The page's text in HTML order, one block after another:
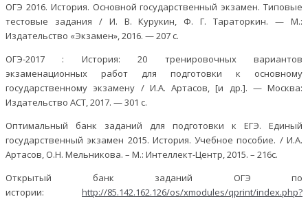
ОГЭ 2016. История. Основной государственный экзамен. Типовые
тестовые задания / И. В. Курукин, Ф. Г. Тараторкин. — М.:
Издательство «Экзамен», 2016. — 207 с.
ОГЭ-2017 : История: 20 тренировочных вариантов
экзаменационных работ для подготовки к основному
государственному экзамену / И.А. Артасов, [и др.]. — Москва:
Издательство ACT, 2017. — 301 с.
Оптимальный банк заданий для подготовки к ЕГЭ. Единый
государственный экзамен 2015. История. Учебное пособие. / И.А.
Артасов, О.Н. Мельникова. – М.: Интеллект-Центр, 2015. – 216с.
Открытый банк заданий ОГЭ по
истории: http://85.142.162.126/os/xmodules/qprint/index.php?